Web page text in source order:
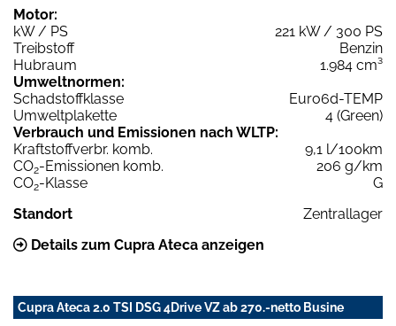
Motor:
kW / PS
221 kW / 300 PS
Treibstoff
Benzin
Hubraum
1.984 cm³
Umweltnormen:
Schadstoffklasse
Euro6d-TEMP
Umweltplakette
4 (Green)
Verbrauch und Emissionen nach WLTP:
Kraftstoffverbr. komb.
9,1 l/100km
CO2-Emissionen komb.
206 g/km
CO2-Klasse
G
Standort
Zentrallager
Details zum Cupra Ateca anzeigen
Cupra Ateca 2.0 TSI DSG 4Drive VZ ab 270.-netto Busine